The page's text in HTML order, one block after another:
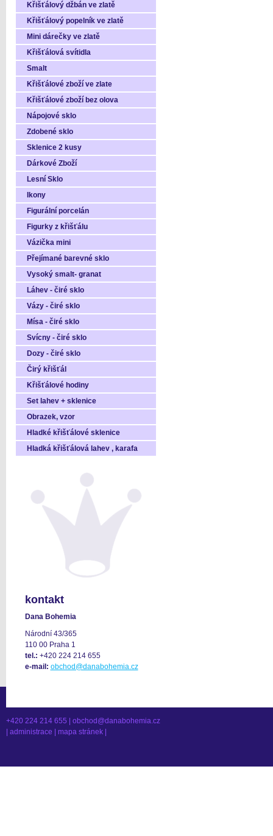
Křišťálový džbán ve zlatě
Křišťálový popelník ve zlatě
Mini dárečky ve zlatě
Křišťálová svítidla
Smalt
Křišťálové zboží ve zlate
Křišťálové zboží bez olova
Nápojové sklo
Zdobené sklo
Sklenice 2 kusy
Dárkové Zboží
Lesní Sklo
Ikony
Figurální porcelán
Figurky z křišťálu
Vázička mini
Přejímané barevné sklo
Vysoký smalt- granat
Láhev - čiré sklo
Vázy - čiré sklo
Mísa - čiré sklo
Svícny - čiré sklo
Dozy - čiré sklo
Čirý křišťál
Křišťálové hodiny
Set lahev + sklenice
Obrazek, vzor
Hladké křišťálové sklenice
Hladká křišťálová lahev , karafa
kontakt
Dana Bohemia
Národní 43/365
110 00 Praha 1
tel.: +420 224 214 655
e-mail: obchod@danabohemia.cz
+420 224 214 655 | obchod@danabohemia.cz
administrace mapa stránek|